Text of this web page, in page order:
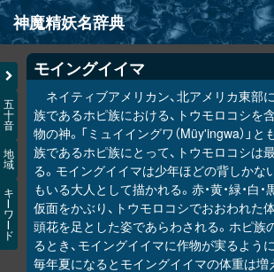
神魔精妖名辞典
NEWS
INFO
文献
検索
凖項目
画像資料便覧
五
十
音
地
域
キ
ワ
ド
モイングイイマ
ネイティブアメリカン、北アメリカ東部
族であるホピ族における、トウモロコシを
物の神。「ミュイイングワ（Müy'ingwa）」
族であるホピ族にとって、トウモロコシは
る。モイングイイマは少年ほどの背しかな
もいる大人として描かれる。赤・黄・緑・白
仮面をかぶり、トウモロコシでおおわれた
頭花を足とした姿であらわされる。ホピ族
るとき、モイングイイマに作物が実るよう
毎年夏になるとモイングイイマの体重は増